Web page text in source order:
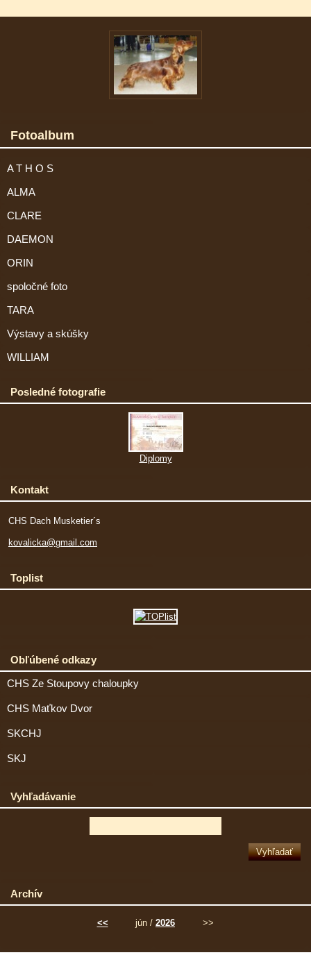
Fotoalbum
A T H O S
ALMA
CLARE
DAEMON
ORIN
spoločné foto
TARA
Výstavy a skúšky
WILLIAM
Posledné fotografie
Diplomy
Kontakt
CHS Dach Musketier´s
kovalicka@gmail.com
Toplist
Obľúbené odkazy
CHS Ze Stoupovy chaloupky
CHS Maťkov Dvor
SKCHJ
SKJ
Vyhľadávanie
Archív
<< jún / 2026 >>